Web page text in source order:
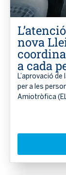
nova
a cada
L’aprovació
per a les
Amiotròfica